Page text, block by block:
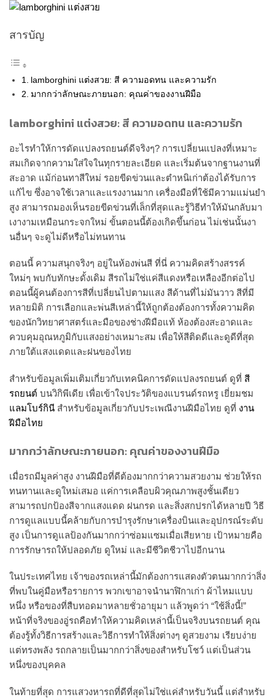
สารบัญ
lamborghini แต่งสวย: สี ความอดทน และความรัก
มากกว่าลักษณะภายนอก: คุณค่าของงานฝีมือ
lamborghini แต่งสวย: สี ความอดทน และความรัก
อะไรทำให้การดัดแปลงรถยนต์ดีจริงๆ? การเปลี่ยนแปลงที่เหมาะ
สมเกิดจากความใส่ใจในทุกรายละเอียด และเริ่มต้นจากฐานงานที่
สะอาด แม้ก่อนทาสีใหม่ รอยขีดข่วนและตำหนิเก่าต้องได้รับการ
แก้ไข ซึ่งอาจใช้เวลาและแรงงานมาก เครื่องมือที่ใช้มีความแม่นยำ
สูง สามารถมองเห็นรอยขีดข่วนที่เล็กที่สุดและรู้วิธีทำให้มันกลับมา
เงางามเหมือนกระจกใหม่ ขั้นตอนนี้ต้องเกิดขึ้นก่อน ไม่เช่นนั้นงา
นอื่นๆ จะดูไม่ดีหรือไม่ทนทาน
ตอนนี้ ความสนุกจริงๆ อยู่ในห้องพ่นสี ที่นี่ ความคิดสร้างสรรค์
ใหม่ๆ พบกับทักษะดั้งเดิม สีรถไม่ใช่แค่สีแดงหรือเหลืองอีกต่อไป
ตอนนี้ผู้คนต้องการสีที่เปลี่ยนไปตามแสง สีด้านที่ไม่มันวาว สีที่มี
หลายมิติ การเลือกและพ่นสีเหล่านี้ให้ถูกต้องต้องการทั้งความคิด
ของนักวิทยาศาสตร์และมือของช่างฝีมือแท้ ห้องต้องสะอาดและ
ควบคุมอุณหภูมิกับแสงอย่างเหมาะสม เพื่อให้สีติดดีและดูดีที่สุด
ภายใต้แสงแดดและฝนของไทย
สำหรับข้อมูลเพิ่มเติมเกี่ยวกับเทคนิคการดัดแปลงรถยนต์ ดูที่ สี
รถยนต์ บนวิกิพีเดีย เพื่อเข้าใจประวัติของแบรนด์รถหรู เยี่ยมชม
แลมโบร์กินี สำหรับข้อมูลเกี่ยวกับประเพณีงานฝีมือไทย ดูที่ งาน
ฝีมือไทย
มากกว่าลักษณะภายนอก: คุณค่าของงานฝีมือ
เมื่อรถมีมูลค่าสูง งานฝีมือที่ดีต้องมากกว่าความสวยงาม ช่วยให้รถ
ทนทานและดูใหม่เสมอ แค่การเคลือบผิวคุณภาพสูงชั้นเดียว
สามารถปกป้องสีจากแสงแดด ฝนกรด และสิ่งสกปรกได้หลายปี วิธี
การดูแลแบบนี้คล้ายกับการบำรุงรักษาเครื่องบินและอุปกรณ์ระดับ
สูง เป็นการดูแลป้องกันมากกว่าซ่อมแซมเมื่อเสียหาย เป้าหมายคือ
การรักษารถให้ปลอดภัย ดูใหม่ และมีชีวิตชีวาไปอีกนาน
ในประเทศไทย เจ้าของรถเหล่านี้มักต้องการแสดงตัวตนมากกว่าสิ่ง
ที่พบในคู่มือหรือรายการ พวกเขาอาจนำนาฬิกาเก่า ผ้าไหมแบบ
หนึ่ง หรือของที่สืบทอดมาหลายชั่วอายุมา แล้วพูดว่า “ใช้สิ่งนี้!”
หน้าที่จริงของอู่รถคือทำให้ความคิดเหล่านี้เป็นจริงบนรถยนต์ คุณ
ต้องรู้ทั้งวิธีการสร้างและวิธีการทำให้สิ่งต่างๆ ดูสวยงาม เรียบง่าย
แต่ทรงพลัง รถกลายเป็นมากกว่าสิ่งของสำหรับโชว์ แต่เป็นส่วน
หนึ่งของบุคคล
ในท้ายที่สุด การแสวงหารถที่ดีที่สุดไม่ใช่แค่สำหรับวันนี้ แต่สำหรับ